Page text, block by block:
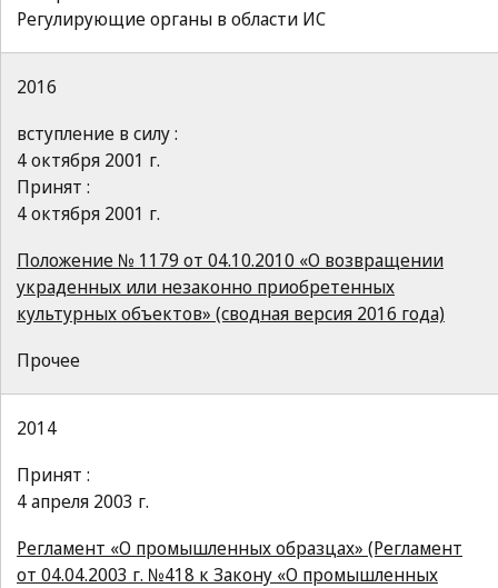
Регулирующие органы в области ИС
2016
вступление в силу :
4 октября 2001 г.
Принят :
4 октября 2001 г.
Положение № 1179 от 04.10.2010 «О возвращении
украденных или незаконно приобретенных
культурных объектов» (сводная версия 2016 года)
Прочее
2014
Принят :
4 апреля 2003 г.
Регламент «О промышленных образцах» (Регламент
от 04.04.2003 г. №418 к Закону «О промышленных